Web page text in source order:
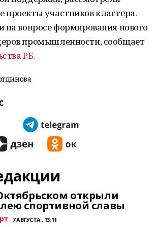
проекты участников кластера.
на вопросе формирования нового
промышленности, сообщает
РБ.
открыли
спортивной славы
7 АВГУСТА , 13:11